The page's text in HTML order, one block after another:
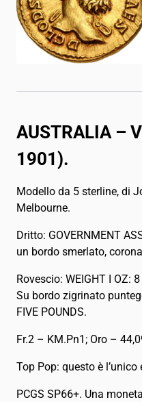
AUSTRALIA –
1901).
Modello da 5 sterline, di
Melbourne.
Dritto: GOVERNMENT
un bordo smerlato,
Rovescio: WEIGHT I OZ:
Su bordo zigrinato
FIVE POUNDS.
Fr.2 – KM.Pn1; Oro –
Top Pop: questo è
PCGS SP66+. Una